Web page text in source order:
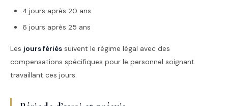
4 jours après 20 ans
6 jours après 25 ans
Les jours fériés suivent le régime légal avec des
compensations spécifiques pour le personnel soignant
travaillant ces jours.